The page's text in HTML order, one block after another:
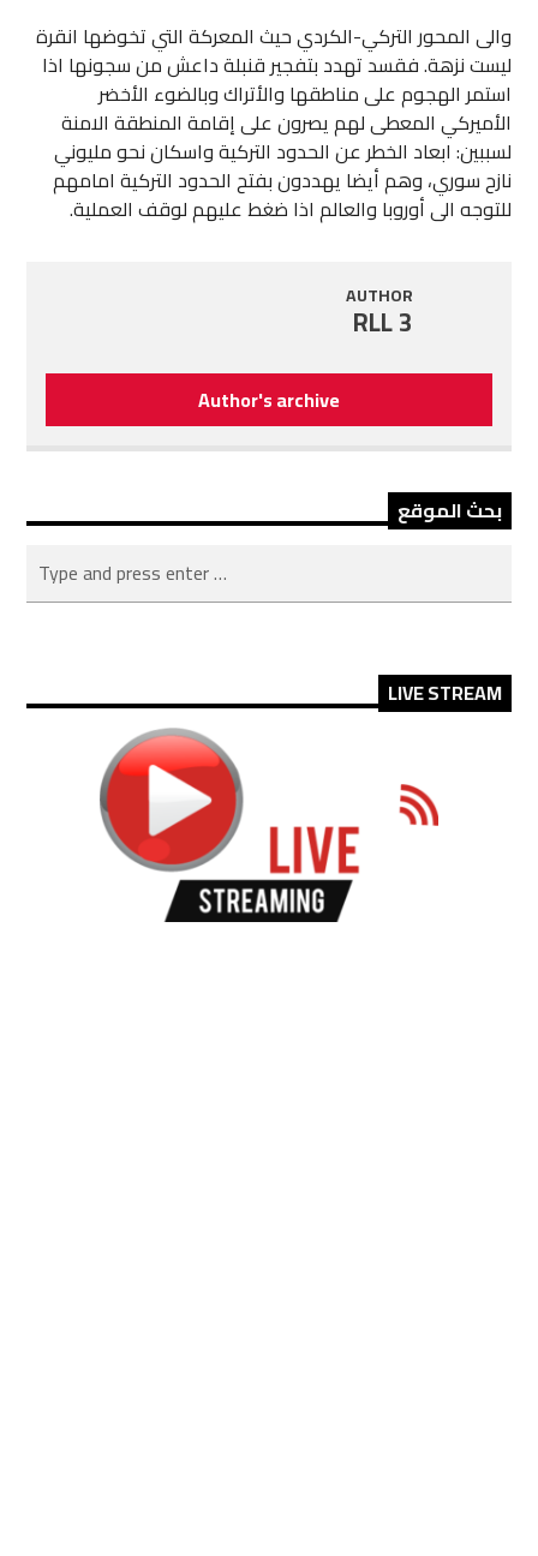
والى المحور التركي-الكردي حيث المعركة التي تخوضها انقرة
ليست نزهة. فقسد تهدد بتفجير قنبلة داعش من سجونها اذا
استمر الهجوم على مناطقها والأتراك وبالضوء الأخضر
الأميركي المعطى لهم يصرون على إقامة المنطقة الامنة
لسببين: ابعاد الخطر عن الحدود التركية واسكان نحو مليوني
نازح سوري، وهم أيضا يهددون بفتح الحدود التركية امامهم
للتوجه الى أوروبا والعالم اذا ضغط عليهم لوقف العملية.
AUTHOR
RLL 3
Author's archive
بحث الموقع
LIVE STREAM